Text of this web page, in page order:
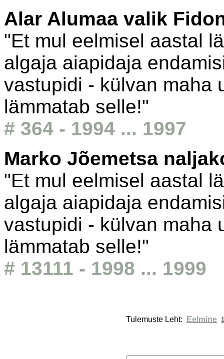
Alar Alumaa valik
"Et mul eelmisel aastal
algaja aiapidaja
vastupidi - külvan maha
lämmatab selle!"
# 364 - 1994 ... 1997
Marko Jõemetsa
"Et mul eelmisel aastal
algaja aiapidaja
vastupidi - külvan maha
lämmatab selle!"
# 13111 - 1998 ... 1999
Tulemuste Leht: Eelmine